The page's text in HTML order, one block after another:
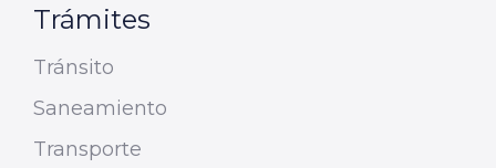
Trámites
Tránsito
Saneamiento
Transporte